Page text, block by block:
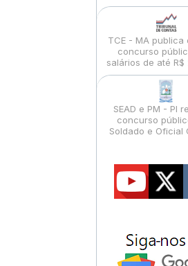
TCE - MA publica
concurso
salários de até R$
SEAD e PM - PI
concurso
Soldado e Oficial